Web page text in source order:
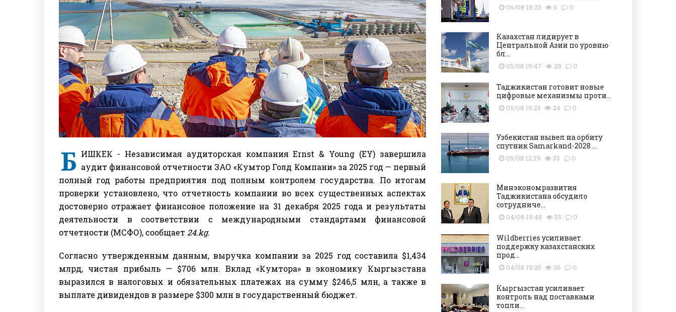
Б ИШКЕК - Независимая аудиторская компания Ernst & Young (EY) завершила
аудит финансовой отчетности ЗАО «Кумтор Голд Компани» за 2025 год — первый
полный год работы предприятия под полным контролем государства. По итогам
проверки установлено, что отчетность компании во всех существенных аспектах
достоверно отражает финансовое положение на 31 декабря 2025 года и результаты
деятельности в соответствии с международными стандартами финансовой
отчетности (МСФО), сообщает 24.kg.
Согласно утвержденным данным, выручка компании за 2025 год составила $1,434
млрд, чистая прибыль — $706 млн. Вклад «Кумтора» в экономику Кыргызстана
выразился в налоговых и обязательных платежах на сумму $246,5 млн, а также в
выплате дивидендов в размере $300 млн в государственный бюджет.
06/08 18:23 6 0
Казахстан лидирует в
Центральной Азии по уровню
бл...
05/08 19:47 29 0
Таджикистан готовит новые
цифровые механизмы проти...
05/08 19:23 24 0
Узбекистан вывел на орбиту
спутник Samarkand-2028 ...
05/08 12:39 33 0
Минэкономразвития
Таджикистана обсудило
сотрудниче...
04/08 19:48 33 0
Wildberries усиливает
поддержку казахстанских
прод...
04/08 19:25 36 0
Кыргызстан усиливает
контроль над поставками
топли...